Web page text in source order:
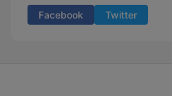
Facebook Twitter